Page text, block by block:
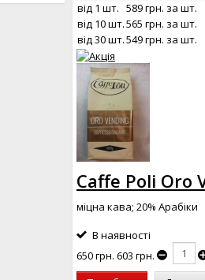
від 1 шт. 589 грн. за шт.
від 10 шт.565 грн. за шт.
від 30 шт.549 грн. за шт.
Caffe Poli Oro
міцна кава; 20% Арабіки
В наявності
650 грн. 603 грн.